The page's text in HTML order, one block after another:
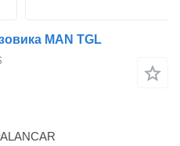
MAN TGL